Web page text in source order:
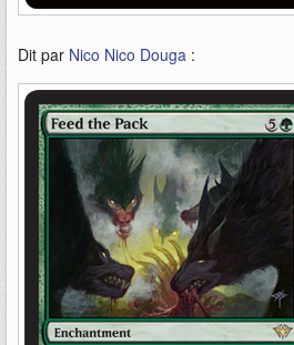
Dit par Nico Nico Douga :